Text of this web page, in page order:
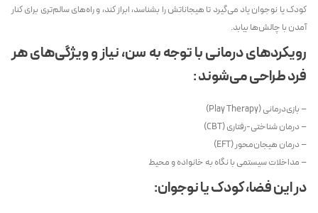
کودک یا نوجوان یاد می‌گیرد تا هیجاناتش را بشناسد، ابراز کند، و راه‌های سالم‌تری برای کنار
آمدن با چالش‌ها بیابد.
رویکردهای درمانی با توجه به سن، نیاز و ویژگی‌های هر
فرد طراحی می‌شوند :
– بازی‌درمانی (Play Therapy)
– درمان شناختی-رفتاری (CBT)
– درمان هیجان‌محور (EFT)
– مداخلات سیستمی با نگاه به خانواده و محیط
در این فضا، کودک یا نوجوان: